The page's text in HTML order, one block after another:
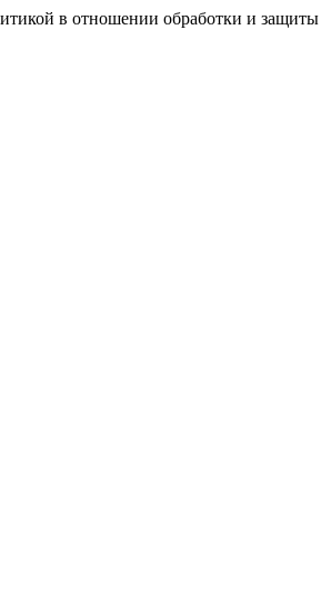
в отношении обработки и защиты